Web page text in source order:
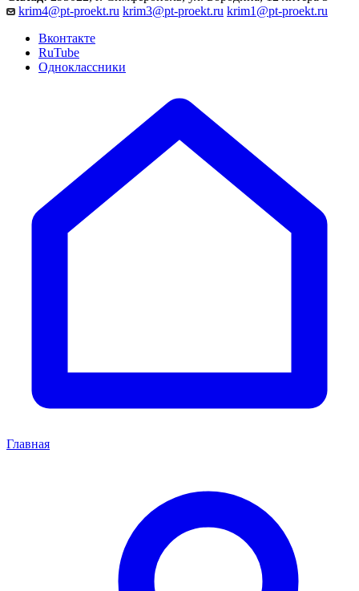
krim4@pt-proekt.ru krim3@pt-proekt.ru krim1@pt-proekt.ru
Вконтакте
RuTube
Одноклассники
Главная